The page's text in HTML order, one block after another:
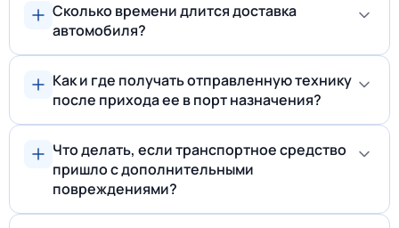
Сколько времени длится доставка
автомобиля?
Как и где получать отправленную технику
после прихода ее в порт назначения?
Что делать, если транспортное средство
пришло c дополнительными
повреждениями?